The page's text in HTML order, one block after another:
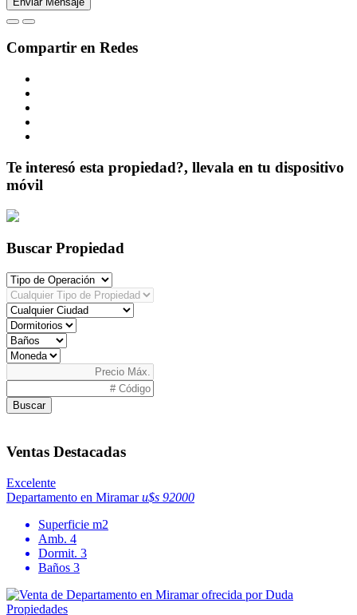
Compartir en Redes
Te interesó esta propiedad?, llevala en tu dispositivo
móvil
Buscar Propiedad
Buscar
Ventas Destacadas
Excelente
Departamento en Miramaru$s 92000
Superficie m2
Amb. 4
Dormit. 3
Baños 3